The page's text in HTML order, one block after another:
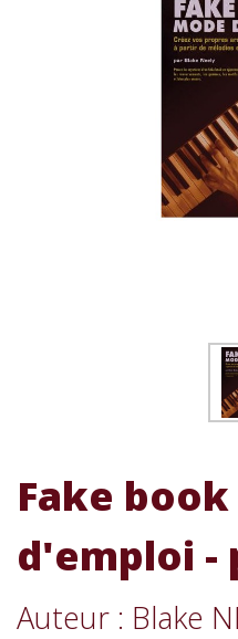
Fake
d'emploi -
Auteur : Blake